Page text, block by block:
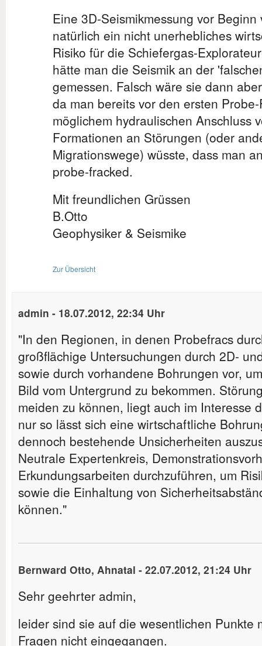
Eine 3D-Seismikmessung vor
natürlich ein nicht unerhebliches
Risiko für die Schiefergas-
hätte man die Seismik an der
gemessen. Falsch wäre sie dann
da man bereits vor den ersten
möglichem hydraulischen Anschluss
Formationen an Störungen (oder
Migrationswege) wüsste, dass man
probe-fracked.
Mit freundlichen Grüssen
B.Otto
Geophysiker & Seismike
Zur Übersicht
admin - 18.07.2012, 22:34 Uhr
"In den Regionen, in denen Probefracs
großflächige Untersuchungen durch 2D-
sowie durch vorhandene Bohrungen vor,
Bild vom Untergrund zu bekommen.
meiden zu können, liegt auch im Interesse
nur so lässt sich eine wirtschaftliche
dennoch bestehende Unsicherheiten
Neutrale Expertenkreis,
Erkundungsarbeiten durchzuführen, um
sowie die Einhaltung von
können."
Bernward Otto, Ahnatal - 22.07.2012, 21:24 Uhr
Sehr geehrter admin,
leider sind sie auf die wesentlichen Punkte
Fragen nicht eingegangen.